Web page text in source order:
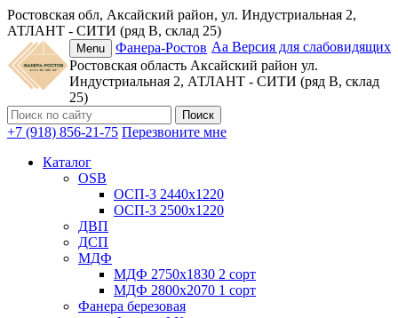
Ростовская обл, Аксайский район, ул. Индустриальная 2,
АТЛАНТ - СИТИ (ряд В, склад 25)
Аа Версия для слабовидящих
Menu
Фанера-Ростов
Ростовская область Аксайский район ул.
Индустриальная 2, АТЛАНТ - СИТИ (ряд В, склад
25)
+7 (918) 856-21-75 Перезвоните мне
Каталог
OSB
ОСП-3 2440х1220
ОСП-3 2500х1220
ДВП
ДСП
МДФ
МДФ 2750х1830 2 сорт
МДФ 2800х2070 1 сорт
Фанера березовая